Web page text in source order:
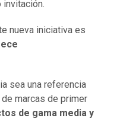
invitación.
nueva iniciativa es
sea una referencia
marcas de primer
de gama media y